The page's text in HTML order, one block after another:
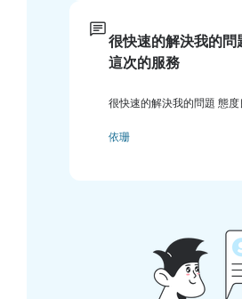
很快速的解決我的問
這次的服務
很快速的解決我的問題 態度
依珊